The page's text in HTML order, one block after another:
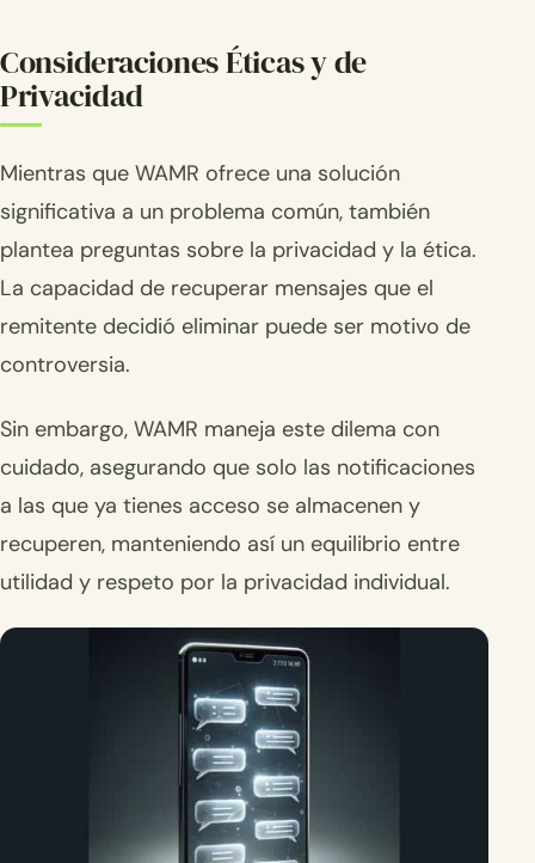
Consideraciones Éticas y de
Privacidad
Mientras que WAMR ofrece una solución
significativa a un problema común, también
plantea preguntas sobre la privacidad y la ética.
La capacidad de recuperar mensajes que el
remitente decidió eliminar puede ser motivo de
controversia.
Sin embargo, WAMR maneja este dilema con
cuidado, asegurando que solo las notificaciones
a las que ya tienes acceso se almacenen y
recuperen, manteniendo así un equilibrio entre
utilidad y respeto por la privacidad individual.